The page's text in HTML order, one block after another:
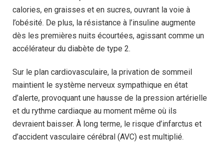
calories, en graisses et en sucres, ouvrant la voie à
l’obésité. De plus, la résistance à l’insuline augmente
dès les premières nuits écourtées, agissant comme un
accélérateur du diabète de type 2.
Sur le plan cardiovasculaire, la privation de sommeil
maintient le système nerveux sympathique en état
d’alerte, provoquant une hausse de la pression artérielle
et du rythme cardiaque au moment même où ils
devraient baisser. À long terme, le risque d’infarctus et
d’accident vasculaire cérébral (AVC) est multiplié.